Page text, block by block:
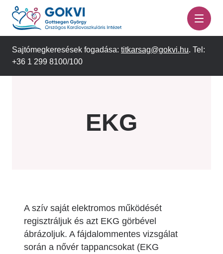
Ugrás
tartalomra
Sajtómegkeresések fogadása: titkarsag@gokvi.hu. Tel:
+36 1 299 8100/100
EKG
A szív saját elektromos működését
regisztráljuk és azt EKG görbével
ábrázoljuk. A fájdalommentes vizsgálat
során a nővér tappancsokat (EKG